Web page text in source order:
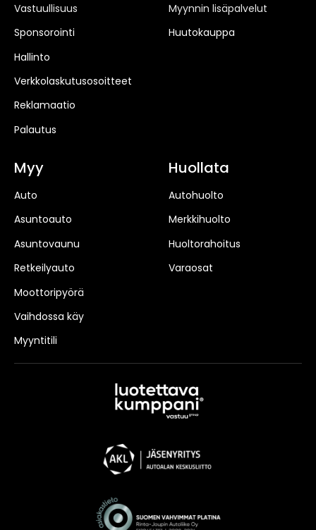
Vastuullisuus
Sponsorointi
Hallinto
Verkkolaskutusosoitteet
Reklamaatio
Palautus
Myynnin lisäpalvelut
Huutokauppa
Myy
Auto
Asuntoauto
Asuntovaunu
Retkeilyauto
Moottoripyörä
Vaihdossa käy
Myyntitili
Huollata
Autohuolto
Merkkihuolto
Huoltorahoitus
Varaosat